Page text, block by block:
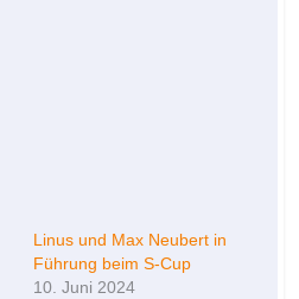
Linus und Max Neubert in
Führung beim S-Cup
10. Juni 2024